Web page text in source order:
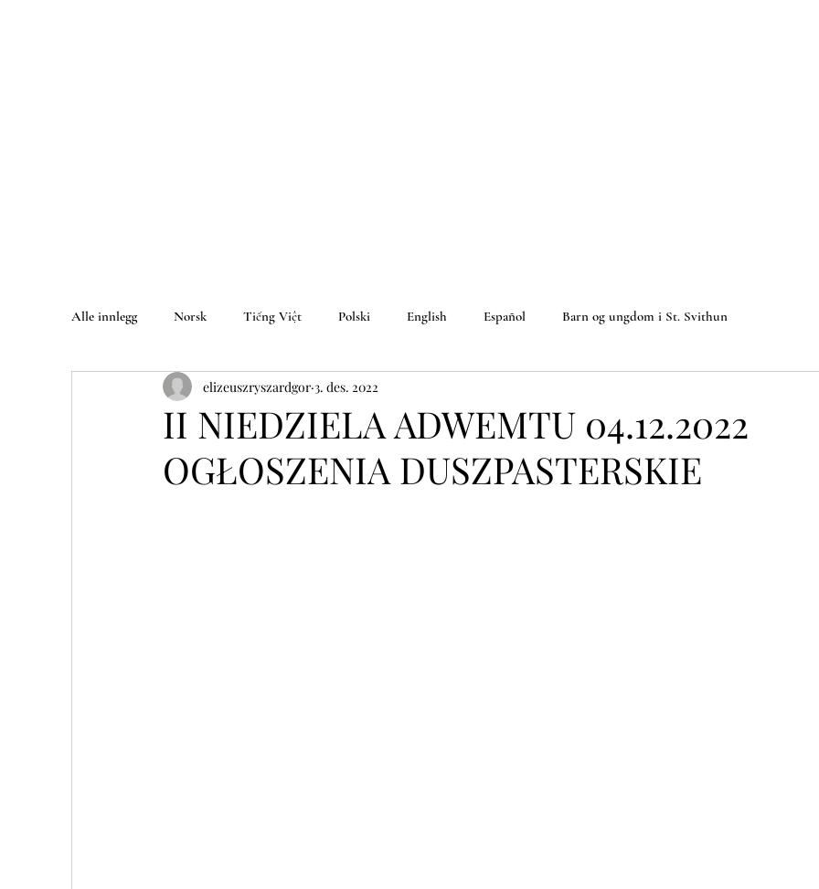
Alle innlegg Norsk Tiếng Việt Polski English Español Barn og ungdom i St. Svithun
II NIEDZIELA ADWEMTU 04.12.2022
OGŁOSZENIA DUSZPASTERSKIE
elizeuszryszardgor 3. des. 2022